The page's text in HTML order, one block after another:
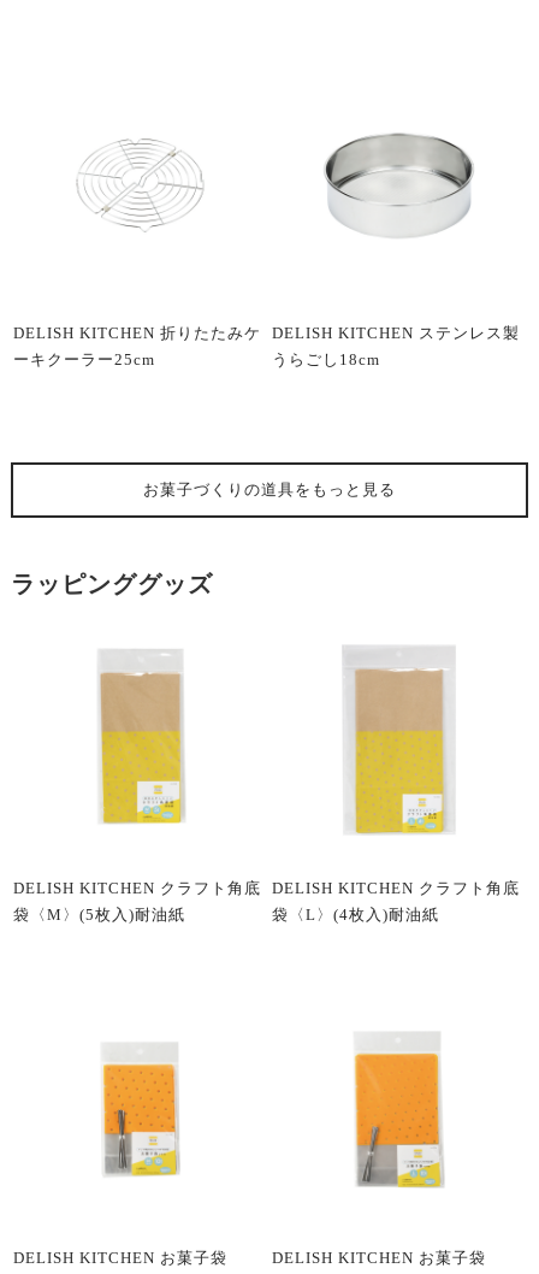
DELISH KITCHEN 折りたたみケ
ーキクーラー25cm
DELISH KITCHEN ステンレス製
うらごし18cm
お菓子づくりの道具をもっと見る
ラッピンググッズ
DELISH KITCHEN クラフト角底
袋〈M〉(5枚入)耐油紙
DELISH KITCHEN クラフト角底
袋〈L〉(4枚入)耐油紙
DELISH KITCHEN お菓子袋
DELISH KITCHEN お菓子袋